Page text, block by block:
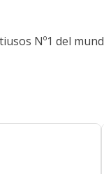
Nº1 del